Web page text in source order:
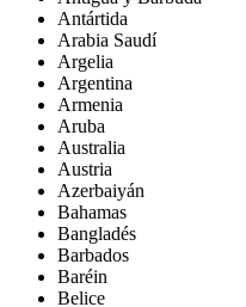
Antártida
Arabia Saudí
Argelia
Argentina
Armenia
Aruba
Australia
Austria
Azerbaiyán
Bahamas
Bangladés
Barbados
Baréin
Belice